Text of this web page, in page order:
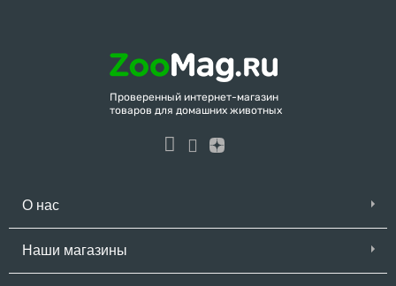
Проверенный интернет-магазин
товаров для домашних животных
О нас
Наши магазины